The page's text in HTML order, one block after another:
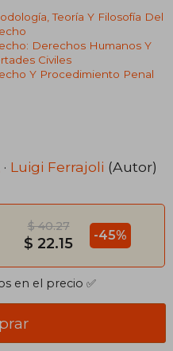
Teoría Y Filosofía Del
Derechos Humanos Y
Civiles
Y Procedimiento Penal
· Luigi Ferrajoli (Autor)
$ 40.27
$ 22.15 -45%
en el precio ✅